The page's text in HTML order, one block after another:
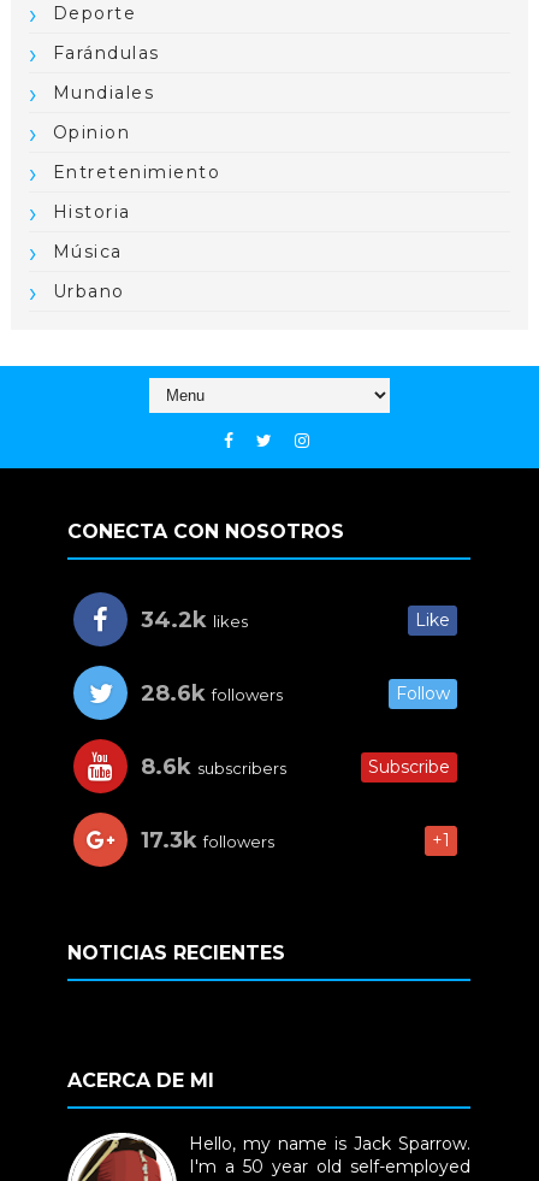
Deporte
Farándulas
Mundiales
Opinion
Entretenimiento
Historia
Música
Urbano
CONECTA CON NOSOTROS
34.2k likes Like
28.6k followers Follow
8.6k subscribers Subscribe
17.3k followers +1
NOTICIAS RECIENTES
ACERCA DE MI
Hello, my name is Jack Sparrow.
I'm a 50 year old self-employed